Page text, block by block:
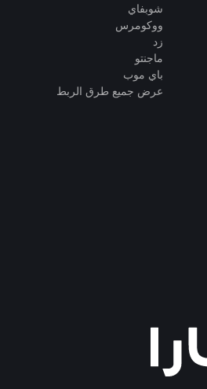
شوبفاي
ووكومرس
زد
ماجنتو
باي موب
عرض جميع طرق الربط